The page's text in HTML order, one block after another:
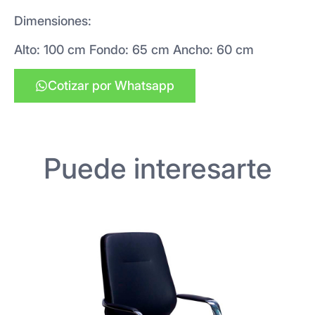
Dimensiones:
Alto: 100 cm Fondo: 65 cm Ancho: 60 cm
Cotizar por Whatsapp
Puede interesarte